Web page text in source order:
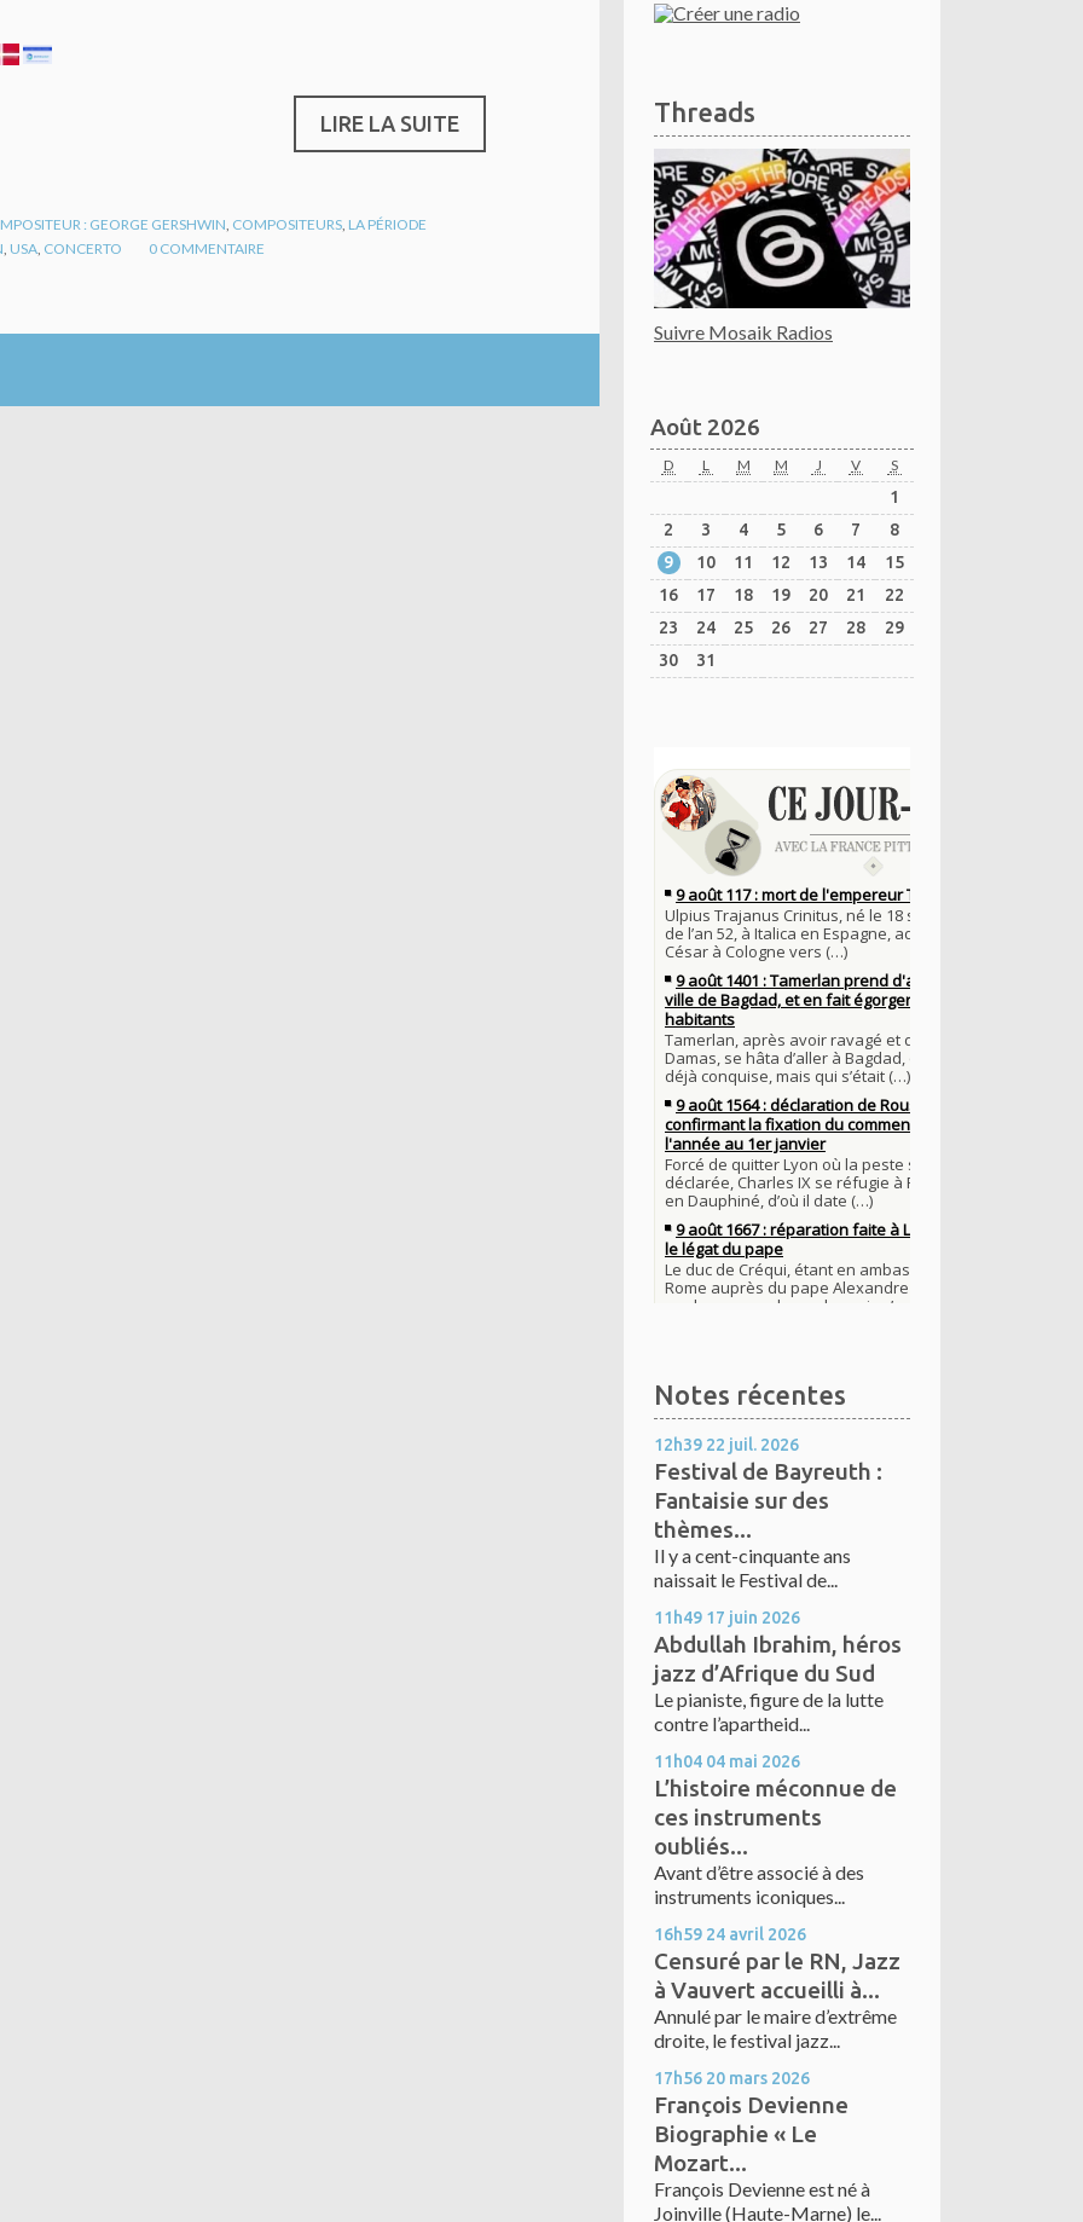
LIRE LA SUITE
: GEORGE GERSHWIN, COMPOSITEURS, LA PÉRIODE
, USA, CONCERTO 0 COMMENTAIRE
Threads
Suivre Mosaik Radios
Août 2026
D L M M J V S
1
2
3 4 5 6 7
8
9
10 11 12 13 14
15
16
17 18 19 20 21
22
23
24 25 26 27 28
29
30
31
Notes récentes
12h39 22 juil. 2026
Festival de Bayreuth :
Fantaisie sur des
thèmes...
Il y a cent-cinquante ans
naissait le Festival de...
11h49 17 juin 2026
Abdullah Ibrahim, héros
jazz d’Afrique du Sud
Le pianiste, figure de la lutte
contre l’apartheid...
11h04 04 mai 2026
L’histoire méconnue de
ces instruments
oubliés...
Avant d’être associé à des
instruments iconiques...
16h59 24 avril 2026
Censuré par le RN, Jazz
à Vauvert accueilli à...
Annulé par le maire d’extrême
droite, le festival jazz...
17h56 20 mars 2026
François Devienne
Biographie « Le
Mozart...
François Devienne est né à
Joinville (Haute-Marne) le...